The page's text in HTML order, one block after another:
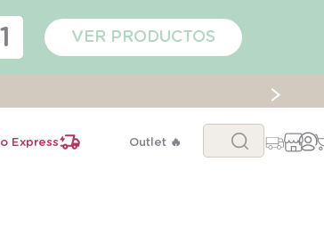
VER PRODUCTOS
Express Outlet 🔥
Buscar...